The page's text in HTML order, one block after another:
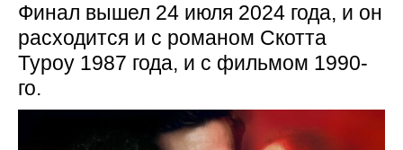
Финал вышел 24 июля 2024 года, и он
расходится и с романом Скотта
Туроу 1987 года, и с фильмом 1990-
го.